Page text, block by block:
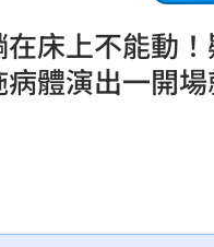
床上不能動
體演出一開場